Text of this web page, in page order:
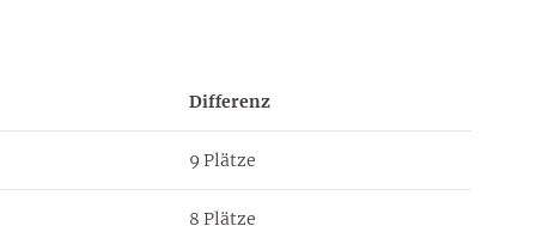
Differenz
9 Plätze
8 Plätze